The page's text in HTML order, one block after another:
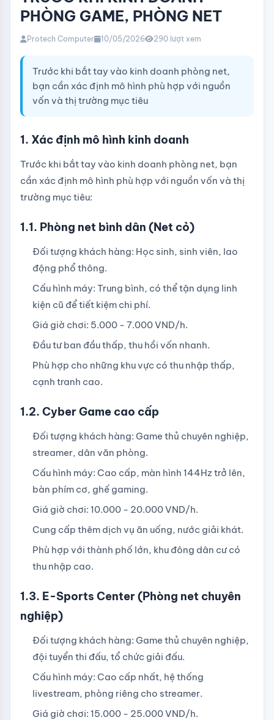
PHÒNG GAME, PHÒNG NET
Protech Computer 10/05/2026 290 lượt xem
Trước khi bắt tay vào kinh doanh phòng net,
bạn cần xác định mô hình phù hợp với nguồn
vốn và thị trường mục tiêu
1. Xác định mô hình kinh doanh
Trước khi bắt tay vào kinh doanh phòng net, bạn
cần xác định mô hình phù hợp với nguồn vốn và thị
trường mục tiêu:
1.1. Phòng net bình dân (Net cỏ)
Đối tượng khách hàng: Học sinh, sinh viên, lao
động phổ thông.
Cấu hình máy: Trung bình, có thể tận dụng linh
kiện cũ để tiết kiệm chi phí.
Giá giờ chơi: 5.000 - 7.000 VND/h.
Đầu tư ban đầu thấp, thu hồi vốn nhanh.
Phù hợp cho những khu vực có thu nhập thấp,
cạnh tranh cao.
1.2. Cyber Game cao cấp
Đối tượng khách hàng: Game thủ chuyên nghiệp,
streamer, dân văn phòng.
Cấu hình máy: Cao cấp, màn hình 144Hz trở lên,
bàn phím cơ, ghế gaming.
Giá giờ chơi: 10.000 - 20.000 VND/h.
Cung cấp thêm dịch vụ ăn uống, nước giải khát.
Phù hợp với thành phố lớn, khu đông dân cư có
thu nhập cao.
1.3. E-Sports Center (Phòng net chuyên
nghiệp)
Đối tượng khách hàng: Game thủ chuyên nghiệp,
đội tuyển thi đấu, tổ chức giải đấu.
Cấu hình máy: Cao cấp nhất, hệ thống
livestream, phòng riêng cho streamer.
Giá giờ chơi: 15.000 - 25.000 VND/h.